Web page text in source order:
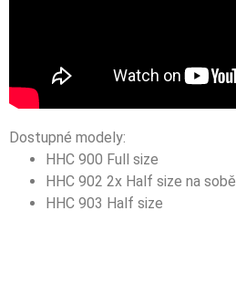
Dostupné modely:
HHC 900 Full size
HHC 902 2x Half size na sobě
HHC 903 Half size